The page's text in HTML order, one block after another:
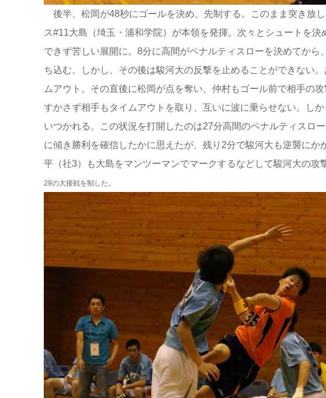
後半、松岡が48秒にゴールを決め、先制する。このまま突き放
ス#11大島（埼玉・浦和学院）が本領を発揮。次々とシュートを
できず苦しい展開に。8分に高間がペナルティスローを決めてか
ち込む。しかし、その後は駿河大の反撃を止めることができない
ムアウト。その直後に松岡が点を奪い、仲村もゴール前で相手の
すかさず相手もタイムアウトを取り、互いに波に乗らせない。し
いつかれる。この状況を打開したのは27分高間のペナルティスロ
に傾き勝利を確信したかに思えたが、残り2分で駿河大も逆襲に
平（社3）も大島をマンツーマンでマークするなどして駿河大の攻
29の大接戦を制した。